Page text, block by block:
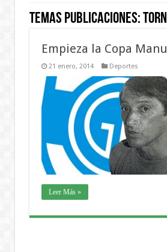
Temas Publicaciones:
Empieza la Copa
21 enero, 2014 Deportes
Leer Más »